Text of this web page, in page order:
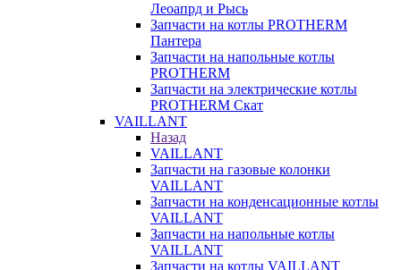
Леоапрд и Рысь
Запчасти на котлы PROTHERM
Пантера
Запчасти на напольные котлы
PROTHERM
Запчасти на электрические котлы
PROTHERM Скат
VAILLANT
Назад
VAILLANT
Запчасти на газовые колонки
VAILLANT
Запчасти на конденсационные котлы
VAILLANT
Запчасти на напольные котлы
VAILLANT
Запчасти на котлы VAILLANT